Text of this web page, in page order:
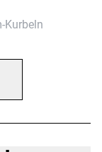
Kurbeln